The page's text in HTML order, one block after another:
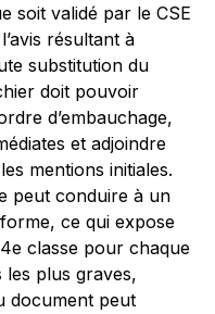
soit validé par le CSE
résultant à
substitution du
doit pouvoir
d’embauchage,
et adjoindre
mentions initiales.
peut conduire à un
ce qui expose
classe pour chaque
les plus graves,
document peut